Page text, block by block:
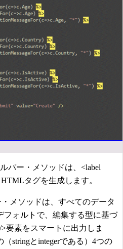
パー・メソッドは、<label
タグを生成します。
メソッドは、すべてのデータ
フォルトで、編集する型に基づ
要素をスマートに出力しま
stringとintegerである）4つの